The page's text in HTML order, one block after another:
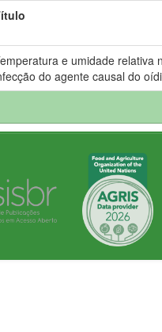
e umidade relativa
do agente causal do